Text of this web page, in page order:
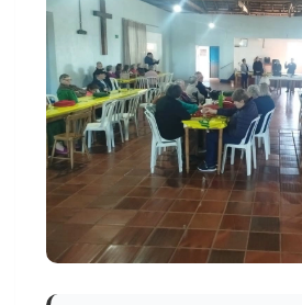
Além das orientações, os
dúvidas e compartilhar
um importante momento de
conscientização.
A campanha seguirá sendo
comunidades do município,
Secretaria Municipal de